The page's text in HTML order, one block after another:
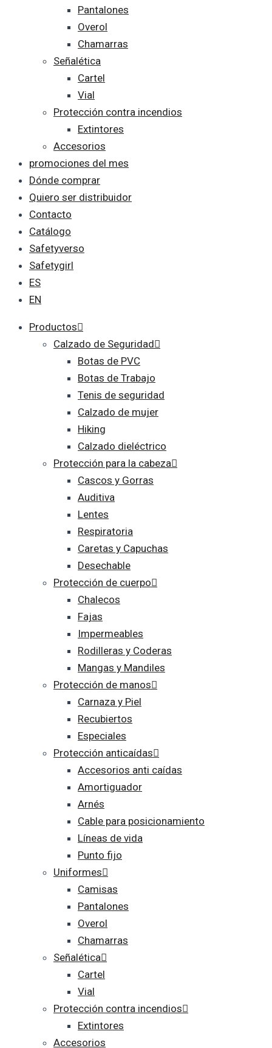
Pantalones
Overol
Chamarras
Señalética
Cartel
Vial
Protección contra incendios
Extintores
Accesorios
promociones del mes
Dónde comprar
Quiero ser distribuidor
Contacto
Catálogo
Safetyverso
Safetygirl
ES
EN
Productos
Calzado de Seguridad
Botas de PVC
Botas de Trabajo
Tenis de seguridad
Calzado de mujer
Hiking
Calzado dieléctrico
Protección para la cabeza
Cascos y Gorras
Auditiva
Lentes
Respiratoria
Caretas y Capuchas
Desechable
Protección de cuerpo
Chalecos
Fajas
Impermeables
Rodilleras y Coderas
Mangas y Mandiles
Protección de manos
Carnaza y Piel
Recubiertos
Especiales
Protección anticaídas
Accesorios anti caídas
Amortiguador
Arnés
Cable para posicionamiento
Líneas de vida
Punto fijo
Uniformes
Camisas
Pantalones
Overol
Chamarras
Señalética
Cartel
Vial
Protección contra incendios
Extintores
Accesorios